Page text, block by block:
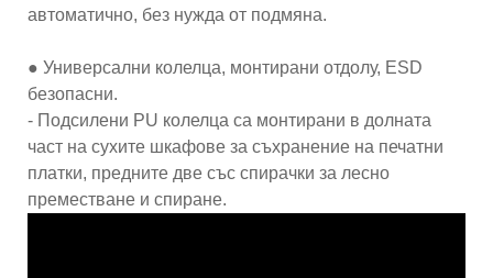
автоматично, без нужда от подмяна.
● Универсални колелца, монтирани отдолу, ESD
безопасни.
- Подсилени PU колелца са монтирани в долната
част на сухите шкафове за съхранение на печатни
платки, предните две със спирачки за лесно
преместване и спиране.